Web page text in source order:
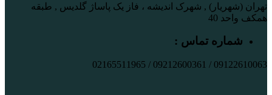
تهران (شهریار) , شهرک اندیشه ، فاز یک پاساژ گلدیس , طبقه
همکف واحد 40
شماره تماس :
09122610063 / 09212600361 / 02165511965